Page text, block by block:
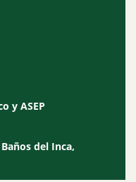
y ASEP
del Inca,